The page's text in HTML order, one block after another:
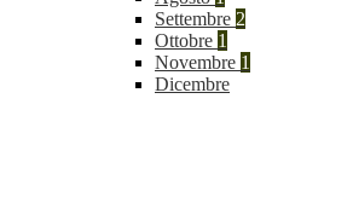
Settembre 2
Ottobre 1
Novembre 1
Dicembre